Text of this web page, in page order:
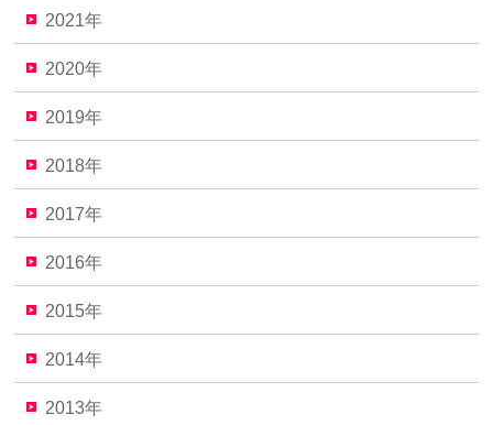
2021年
2020年
2019年
2018年
2017年
2016年
2015年
2014年
2013年